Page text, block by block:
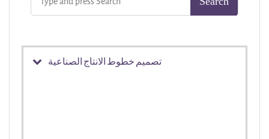
تصميم خطوط الانتاج الصناعية